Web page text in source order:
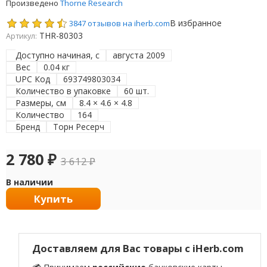
Произведено Thorne Research
3847 отзывов на iherb.comВ избранное
Артикул: THR-80303
Доступно начиная, с
августа 2009
Вес
0.04 кг
UPC Код
693749803034
Количество в упаковке
60 шт.
Размеры, см
8.4 × 4.6 × 4.8
Количество
164
Бренд
Торн Ресерч
2 780 ₽ 3 612₽
В наличии
Купить
Доставляем для Вас товары с iHerb.com